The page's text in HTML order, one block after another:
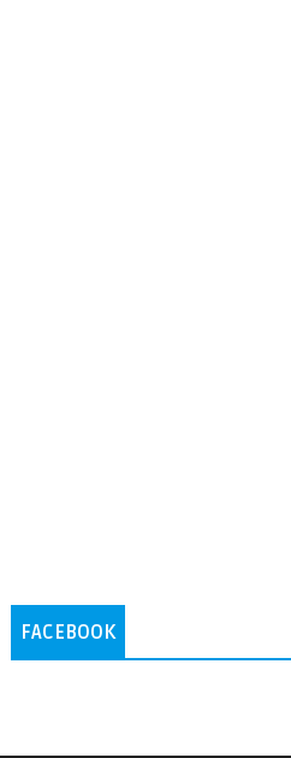
FACEBOOK